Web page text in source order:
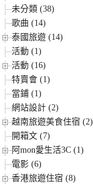
未分類 (38)
歌曲 (14)
泰國旅遊 (14)
活動 (1)
活動 (16)
特賣會 (1)
當鋪 (1)
網站設計 (2)
越南旅遊美食住宿 (2)
開箱文 (7)
阿mon愛生活3C (1)
電影 (6)
香港旅遊住宿 (8)